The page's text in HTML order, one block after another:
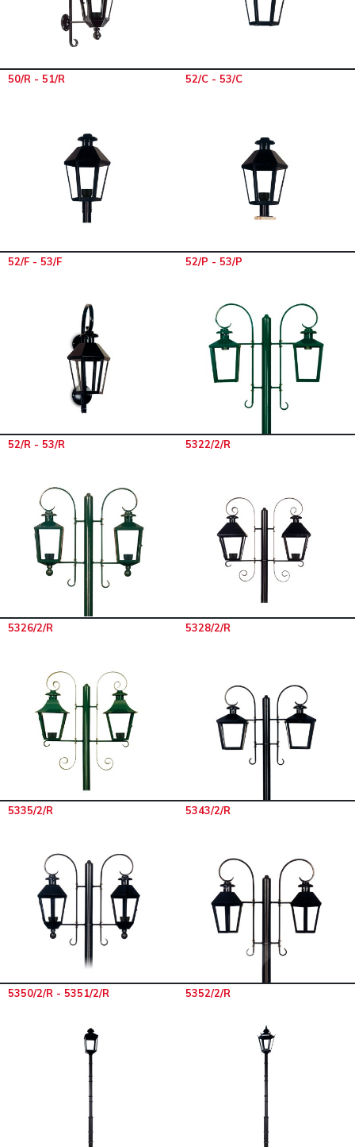
50/R - 51/R 52/C - 53/C
52/F - 53/F 52/P - 53/P
52/R - 53/R 5322/2/R
5326/2/R 5328/2/R
5335/2/R 5343/2/R
5350/2/R - 5351/2/R 5352/2/R